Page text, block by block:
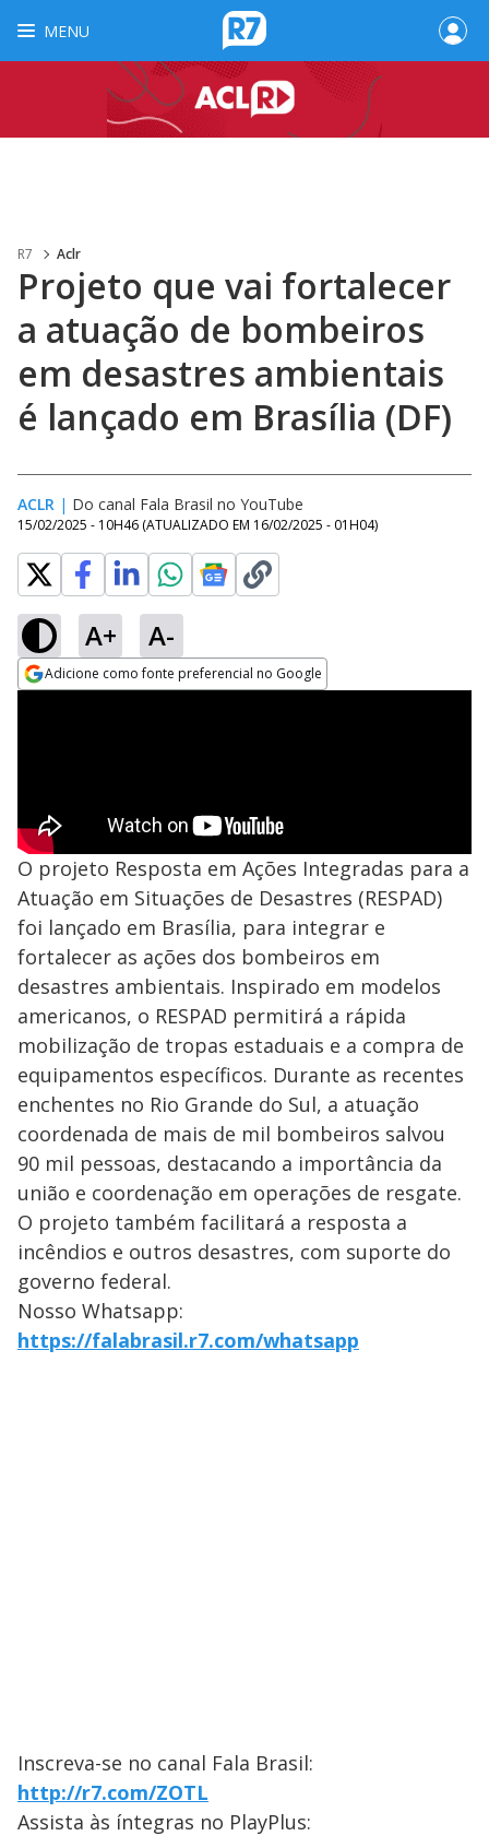
MENU
R7 Aclr
Projeto que vai fortalecer
a atuação de bombeiros
em desastres ambientais
é lançado em Brasília (DF)
ACLR | Do canal Fala Brasil no YouTube
15/02/2025 - 10H46 (ATUALIZADO EM 16/02/2025 - 01H04)
A+ A-
Adicione como fonte preferencial no Google
O projeto Resposta em Ações Integradas para a
Atuação em Situações de Desastres (RESPAD)
foi lançado em Brasília, para integrar e
fortalecer as ações dos bombeiros em
desastres ambientais. Inspirado em modelos
americanos, o RESPAD permitirá a rápida
mobilização de tropas estaduais e a compra de
equipamentos específicos. Durante as recentes
enchentes no Rio Grande do Sul, a atuação
coordenada de mais de mil bombeiros salvou
90 mil pessoas, destacando a importância da
união e coordenação em operações de resgate.
O projeto também facilitará a resposta a
incêndios e outros desastres, com suporte do
governo federal.
Nosso Whatsapp:
https://falabrasil.r7.com/whatsapp
Inscreva-se no canal Fala Brasil:
http://r7.com/ZOTL
Assista às íntegras no PlayPlus: